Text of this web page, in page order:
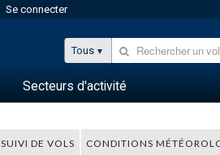
Se connecter
Tous
Secteurs d'activité
SUIVI DE VOLS CONDITIONS